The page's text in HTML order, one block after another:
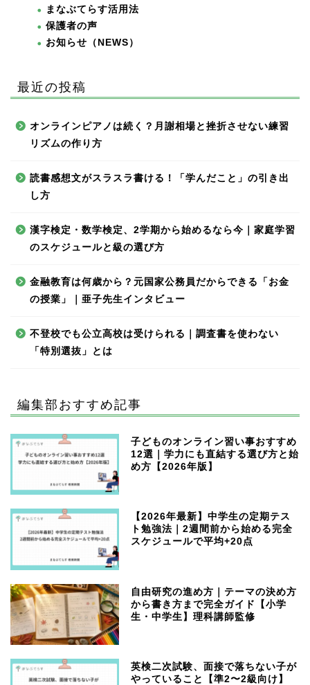
まなぶてらす活用法
保護者の声
お知らせ（NEWS）
最近の投稿
オンラインピアノは続く？月謝相場と挫折させない練習
リズムの作り方
読書感想文がスラスラ書ける！「学んだこと」の引き出
し方
漢字検定・数学検定、2学期から始めるなら今｜家庭学習
のスケジュールと級の選び方
金融教育は何歳から？元国家公務員だからできる「お金
の授業」｜亜子先生インタビュー
不登校でも公立高校は受けられる｜調査書を使わない
「特別選抜」とは
編集部おすすめ記事
子どものオンライン習い事おすすめ
12選｜学力にも直結する選び方と始
め方【2026年版】
【2026年最新】中学生の定期テス
ト勉強法｜2週間前から始める完全
スケジュールで平均+20点
自由研究の進め方｜テーマの決め方
から書き方まで完全ガイド【小学
生・中学生】理科講師監修
英検二次試験、面接で落ちない子が
やっていること【準2〜2級向け】